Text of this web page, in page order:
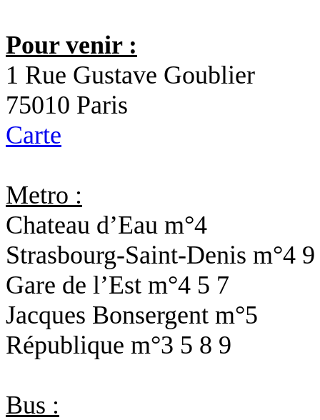
Pour venir :
1 Rue Gustave Goublier
75010 Paris
Carte
Metro :
Chateau d’Eau m°4
Strasbourg-Saint-Denis m°4
Gare de l’Est m°4 5 7
Jacques Bonsergent m°5
République m°3 5 8 9
Bus :